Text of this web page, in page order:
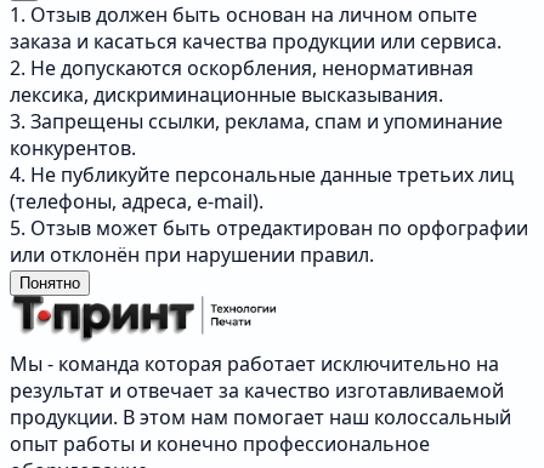
1. Отзыв должен быть основан на личном опыте
заказа и касаться качества продукции или сервиса.
2. Не допускаются оскорбления, ненормативная
лексика, дискриминационные высказывания.
3. Запрещены ссылки, реклама, спам и упоминание
конкурентов.
4. Не публикуйте персональные данные третьих лиц
(телефоны, адреса, e-mail).
5. Отзыв может быть отредактирован по орфографии
или отклонён при нарушении правил.
Понятно
Мы - команда которая работает исключительно на
результат и отвечает за качество изготавливаемой
продукции. В этом нам помогает наш колоссальный
опыт работы и конечно профессиональное